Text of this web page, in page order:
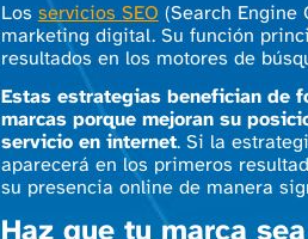
Los servicios SEO (Search Engine
marketing digital. Su función
resultados en los motores de
Estas estrategias benefician de
marcas porque mejoran su
servicio en internet. Si la
aparecerá en los primeros
su presencia online de manera
Haz que tu marca